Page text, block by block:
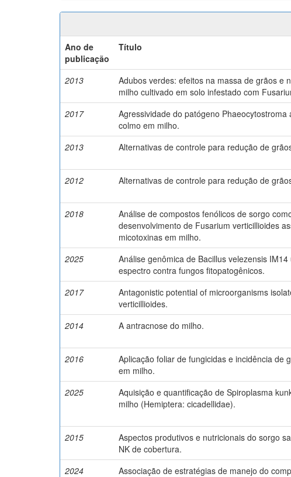
Ano de
publicação
Título
2013
Adubos verdes: efeitos na massa de grãos e
milho cultivado em solo infestado com
2017
Agressividade do patógeno
colmo em milho.
2013
Alternativas de controle para redução de
2012
Alternativas de controle para redução de
2018
Análise de compostos fenólicos de sorgo
desenvolvimento de Fusarium verticillioides
micotoxinas em milho.
2025
Análise genômica de Bacillus velezensis
espectro contra fungos fitopatogênicos.
2017
Antagonistic potential of microorganisms
verticillioides.
2014
A antracnose do milho.
2016
Aplicação foliar de fungicidas e incidência de
em milho.
2025
Aquisição e quantificação de Spiroplasma
milho (Hemiptera: cicadellidae).
2015
Aspectos produtivos e nutricionais do sorgo
NK de cobertura.
2024
Associação de estratégias de manejo do